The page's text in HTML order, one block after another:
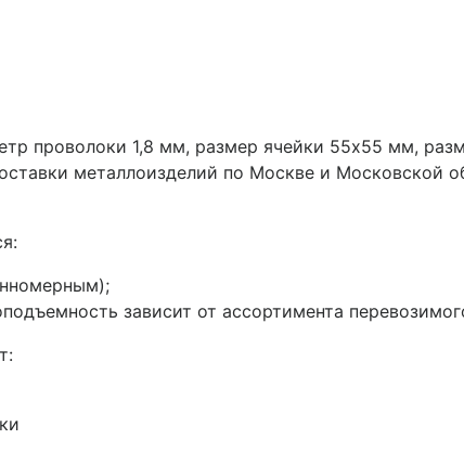
проволоки 1,8 мм, размер ячейки 55х55 мм,
металлоизделий по Москве и Московской
зависит от ассортимента